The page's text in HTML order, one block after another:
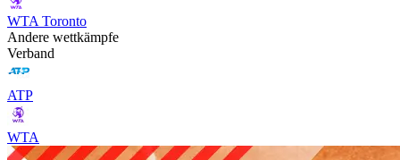
WTA Toronto
Andere wettkämpfe
Verband
ATP
WTA